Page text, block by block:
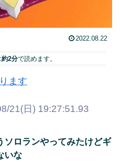
2022.08.22
約2分で読めます。
ます
21(日) 19:27:51.93
ソロランやってみたけどギ
いな